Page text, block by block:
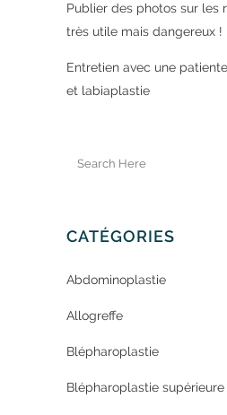
Publier des photos sur les
très utile mais dangereux !
Entretien avec une
et labiaplastie
CATÉGORIES
Abdominoplastie
Allogreffe
Blépharoplastie
Blépharoplastie supérieure